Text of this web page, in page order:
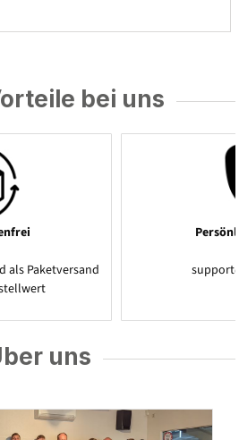
bei uns
als Paketversand
uns